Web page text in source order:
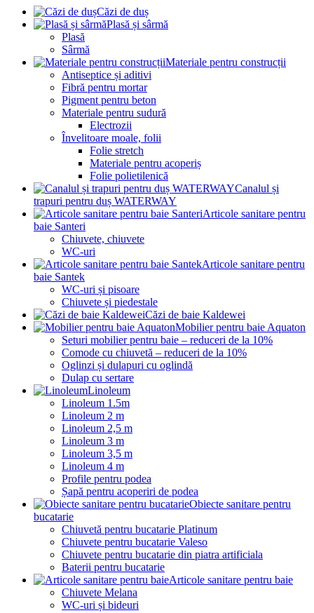
Căzi de duș
Plasă și sârmă
Plasă
Sârmă
Materiale pentru construcții
Antiseptice și aditivi
Fibră pentru mortar
Pigment pentru beton
Materiale pentru sudură
Electrozii
Învelitoare moale, folii
Folie stretch
Materiale pentru acoperiș
Folie polietilenică
Canalul și
trapuri pentru duș WATERWAY
Articole sanitare pentru
baie Santeri
Chiuvete, chiuvete
WC-uri
Articole sanitare pentru
baie Santek
WC-uri și pisoare
Chiuvete și piedestale
Căzi de baie Kaldewei
Mobilier pentru baie Aquaton
Seturi mobilier pentru baie – reduceri de la 10%
Comode cu chiuvetă – reduceri de la 10%
Oglinzi și dulapuri cu oglindă
Dulap cu sertare
Linoleum
Linoleum 1.5m
Linoleum 2 m
Linoleum 2,5 m
Linoleum 3 m
Linoleum 3,5 m
Linoleum 4 m
Profile pentru podea
Șapă pentru acoperiri de podea
Obiecte sanitare pentru
bucatarie
Chiuvetă pentru bucatarie Platinum
Chiuvete pentru bucatarie Valeso
Chiuvete pentru bucatarie din piatra artificiala
Baterii pentru bucatarie
Articole sanitare pentru baie
Chiuvete Melana
WC-uri și bideuri